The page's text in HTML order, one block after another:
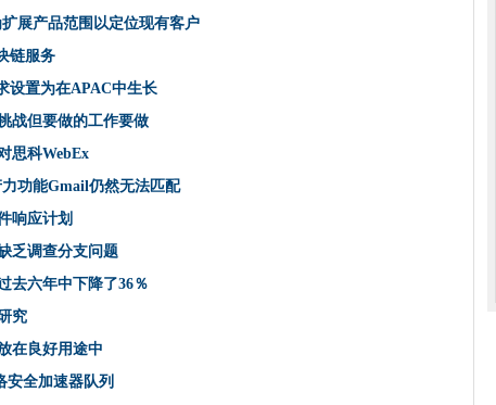
Pro 4 Flickergate是一个硬件问题吗？
随处提供企业
用程序将在Apple设备上使用
为扩展产品范围以定位现有客户
万英镑的生物识别服务合同
NHS应用程序发布的调查结果
修补程序出现，消失，重新出现，再次消失
区块链服务
课程
6月份修补程序，但注意Win7 NIC和Old Antivirus
展产品范围以定位现有客户
链服务
设置为在APAC中生长
战但要做的工作要做
思科WebEx
功能Gmail仍然无法匹配
响应计划
乏调查分支问题
去六年中下降了36％
究
在良好用途中
安全加速器队列